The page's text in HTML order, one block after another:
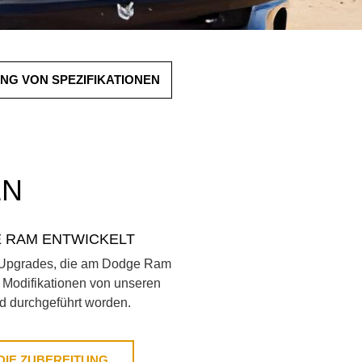
VON SPEZIFIKATIONEN
ENTWICKELT
die am Dodge Ram
von unseren
durchgeführt worden.